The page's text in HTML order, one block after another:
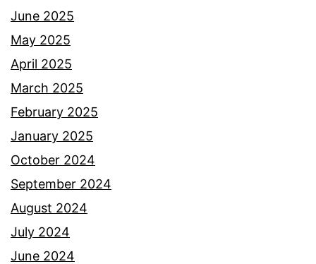
June 2025
May 2025
April 2025
March 2025
February 2025
January 2025
October 2024
September 2024
August 2024
July 2024
June 2024